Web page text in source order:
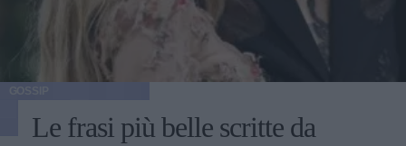
Le frasi più belle scritte da